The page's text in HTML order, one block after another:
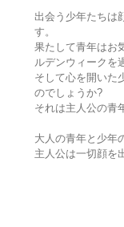
出会う少年たちは
す。
果たして青年はお
ルデンウィークを
そして心を開いた
のでしょうか?
それは主人公の青
大人の青年と少年
主人公は一切顔を